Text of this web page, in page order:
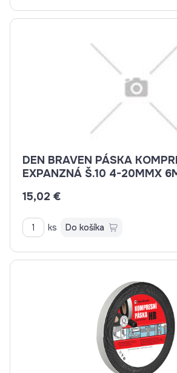
DEN BRAVEN PÁSKA
EXPANZNÁ Š.10 4-20MMX
15,02 €
ks Do košíka